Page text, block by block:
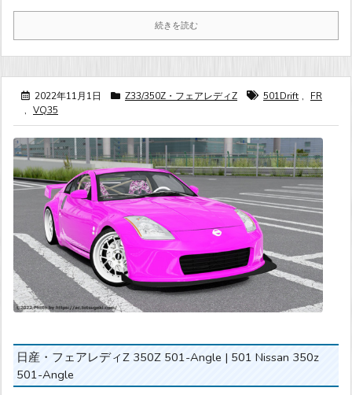
続きを読む
2022年11月1日 Z33/350Z・フェアレディZ 501Drift ,
FR
, VQ35
日産・フェアレディZ 350Z 501-Angle | 501 Nissan 350z
501-Angle